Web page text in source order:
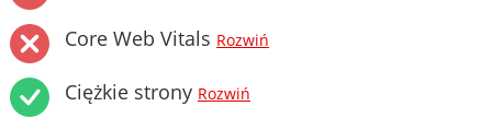
Core Web Vitals Rozwiń
Ciężkie strony Rozwiń